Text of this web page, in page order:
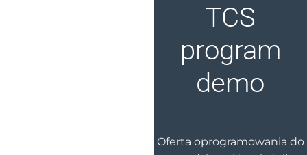
TCS
program
demo
Oferta oprogramowania do